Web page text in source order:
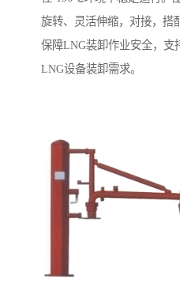
旋转、灵活伸缩，对接，搭
保障LNG装卸作业安全，支
LNG设备装卸需求。